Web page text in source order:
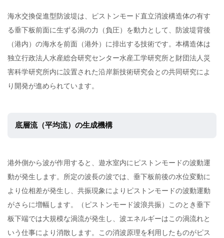
海水交換促進型防波堤は、ピストンモード直立消波構造体の有す
る垂下板前面に生ずる渦の力（負圧）を動力として、防波堤背後
（港内）の海水を前面（港外）に排出する技術です。本構造体は
独立行政法人水産総合研究センター水産工学研究所と財団法人災
害科学研究所内に設置された沿岸新技術研究会との共同研究によ
り開発が進められています。
底層流（平均流）の生成機構
港外側から波が作用すると、遊水室内にピストンモードの波動運
動が発生します。所定の波長の波では、垂下板前後の水位変動に
より位相差が発生し、共振現象によりピストンモードの波動運動
がさらに増幅します。（ピストンモード波浪共振）このとき垂下
板下端では大規模な渦流が発生し、波エネルギーはこの渦流れと
いう仕事により消散します。この消波原理を利用したものがピス